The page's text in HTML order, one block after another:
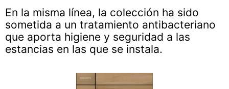
En la misma línea, la colección ha sido
sometida a un tratamiento antibacteriano
que aporta higiene y seguridad a las
estancias en las que se instala.